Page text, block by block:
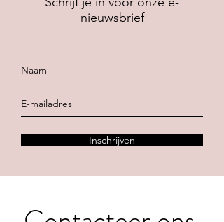
nieuwsbrief
Inschrijven